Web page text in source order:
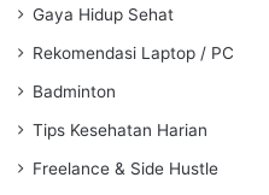
Gaya Hidup Sehat
Rekomendasi Laptop / PC
Badminton
Tips Kesehatan Harian
Freelance & Side Hustle